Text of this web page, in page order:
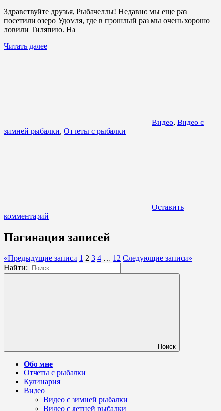
Здравствуйте друзья, Рыбачеллы! Недавно мы еще раз
посетили озеро Удомля, где в прошлый раз мы очень хорошо
ловили Тиляпию. На
Читать далее
Видео, Видео с
зимней рыбалки, Отчеты с рыбалки
Оставить
комментарий
Пагинация записей
«Предыдущие записи 1 2 3 4 … 12 Следующие записи»
Найти:
Поиск
Обо мне
Отчеты с рыбалки
Кулинария
Видео
Видео с зимней рыбалки
Видео с летней рыбалки